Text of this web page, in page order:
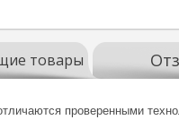
товары
проверенными